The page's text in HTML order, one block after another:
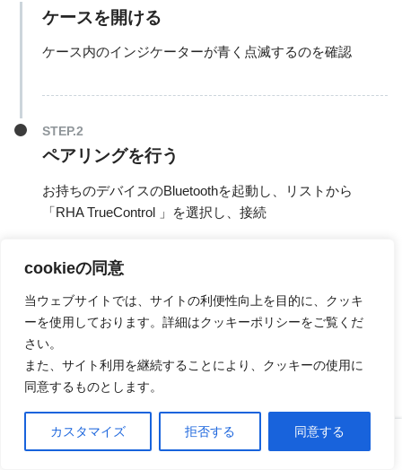
cookieの同意
当ウェブサイトでは、サイトの利便性向上を目的に、クッキ
ーを使用しております。詳細はクッキーポリシーをご覧くだ
さい。
また、サイト利用を継続することにより、クッキーの使用に
同意するものとします。
カスタマイズ 拒否する 同意する
ケースを開ける
ケース内のインジケーターが青く点滅するのを確認
ペアリングを行う
お持ちのデバイスのBluetoothを起動し、リストから
「RHA TrueControl 」を選択し、接続
次回からケースを開けるだけで、お使いのデバイスが
Bluetoothを起動している限り自動的に接続ができま
す。